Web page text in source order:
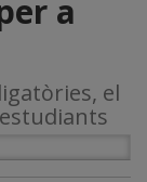
a
el